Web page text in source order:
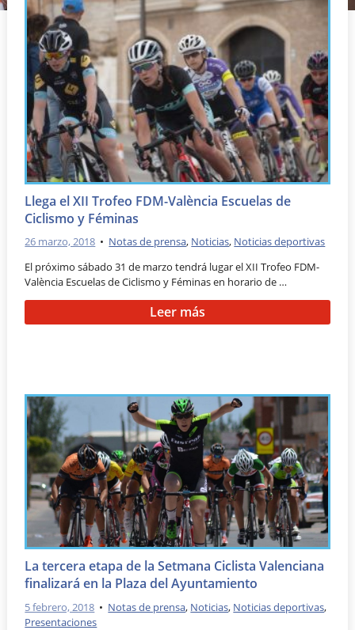
Llega el XII Trofeo FDM-València Escuelas de
Ciclismo y Féminas
26 marzo, 2018 • Notas de prensa, Noticias, Noticias deportivas
El próximo sábado 31 de marzo tendrá lugar el XII Trofeo FDM-
València Escuelas de Ciclismo y Féminas en horario de …
Leer más
La tercera etapa de la Setmana Ciclista Valenciana
finalizará en la Plaza del Ayuntamiento
5 febrero, 2018 • Notas de prensa, Noticias, Noticias deportivas,
Presentaciones